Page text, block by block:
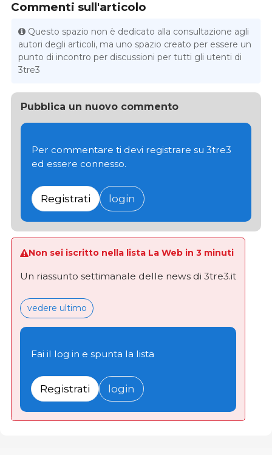
Commenti sull'articolo
Questo spazio non è dedicato alla consultazione agli
autori degli articoli, ma uno spazio creato per essere un
punto di incontro per discussioni per tutti gli utenti di
3tre3
Pubblica un nuovo commento
Per commentare ti devi registrare su 3tre3
ed essere connesso.
Registrati login
Non sei iscritto nella lista La Web in 3 minuti
Un riassunto settimanale delle news di 3tre3.it
vedere ultimo
Fai il log in e spunta la lista
Registrati login